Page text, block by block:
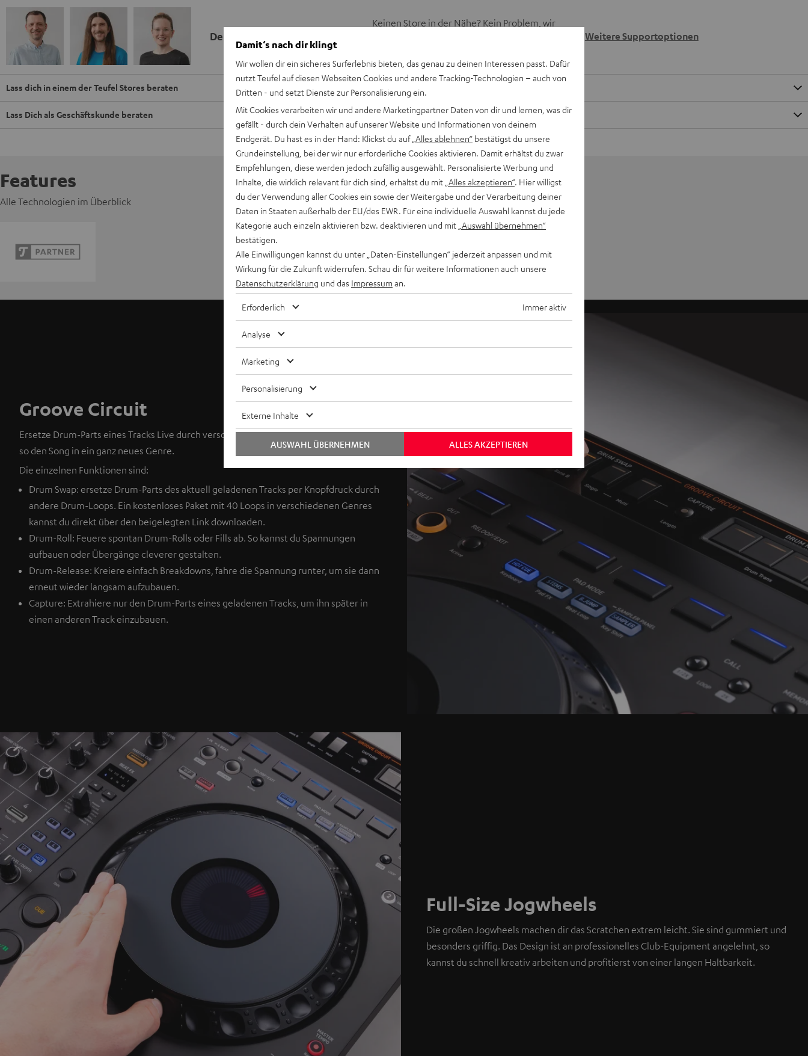
Deine Kaufberatung
Keinen Store in der Nähe? Kein Problem, wir
Weitere Supportoptionen
Lass dich in einem der Teufel Stores beraten
Lass Dich als Geschäftskunde beraten
Features
Alle Technologien im Überblick
Groove Circuit
Ersetze Drum-Parts eines Tracks Live durch verschiedene Drum-Loops und verschiebe
so den Song in ein ganz neues Genre.
Die einzelnen Funktionen sind:
Drum Swap: ersetze Drum-Parts des aktuell geladenen Tracks per Knopfdruck durch
andere Drum-Loops. Ein kostenloses Paket mit 40 Loops in verschiedenen Genres
kannst du direkt über den beigelegten Link downloaden.
Drum-Roll: Feuere spontan Drum-Rolls oder Fills ab. So kannst du Spannungen
aufbauen oder Übergänge cleverer gestalten.
Drum-Release: Kreiere einfach Breakdowns, fahre die Spannung runter, um sie dann
erneut wieder langsam aufzubauen.
Capture: Extrahiere nur den Drum-Parts eines geladenen Tracks, um ihn später in
einen anderen Track einzubauen.
Full-Size Jogwheels
Die großen Jogwheels machen dir das Scratchen extrem leicht. Sie sind gummiert und
besonders griffig. Das Design ist an professionelles Club-Equipment angelehnt, so
kannst du schnell kreativ arbeiten und profitierst von einer langen Haltbarkeit.
Damit‘s nach dir klingt
Wir wollen dir ein sicheres Surferlebnis bieten, das genau zu deinen Interessen passt. Dafür
nutzt Teufel auf diesen Webseiten Cookies und andere Tracking-Technologien – auch von
Dritten - und setzt Dienste zur Personalisierung ein.
Mit Cookies verarbeiten wir und andere Marketingpartner Daten von dir und lernen, was dir
gefällt - durch dein Verhalten auf unserer Website und Informationen von deinem
Endgerät. Du hast es in der Hand: Klickst du auf „Alles ablehnen“ bestätigst du unsere
Grundeinstellung, bei der wir nur erforderliche Cookies aktivieren. Damit erhältst du zwar
Empfehlungen, diese werden jedoch zufällig ausgewählt. Personalisierte Werbung und
Inhalte, die wirklich relevant für dich sind, erhältst du mit „Alles akzeptieren“. Hier willigst
du der Verwendung aller Cookies ein sowie der Weitergabe und der Verarbeitung deiner
Daten in Staaten außerhalb der EU/des EWR. Für eine individuelle Auswahl kannst du jede
Kategorie auch einzeln aktivieren bzw. deaktivieren und mit „Auswahl übernehmen“
bestätigen.
Alle Einwilligungen kannst du unter „Daten-Einstellungen“ jederzeit anpassen und mit
Wirkung für die Zukunft widerrufen. Schau dir für weitere Informationen auch unsere
Datenschutzerklärung und das Impressum an.
Erforderlich Immer aktiv
Analyse
Marketing
Personalisierung
Externe Inhalte
ALLES AKZEPTIEREN
AUSWAHL ÜBERNEHMEN